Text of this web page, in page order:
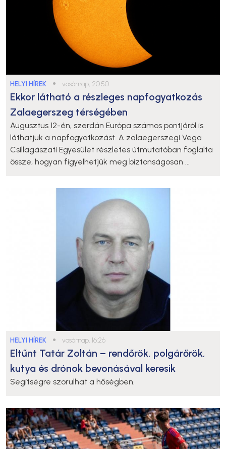
HELYI HÍREK ● vasárnap, 20:50
Ekkor látható a részleges napfogyatkozás
Zalaegerszeg térségében
Augusztus 12-én, szerdán Európa számos pontjáról is
láthatjuk a napfogyatkozást. A zalaegerszegi Vega
Csillagászati Egyesület részletes útmutatóban foglalta
össze, hogyan figyelhetjük meg biztonságosan ...
HELYI HÍREK ● vasárnap, 16:26
Eltűnt Tatár Zoltán – rendőrök, polgárőrök,
kutya és drónok bevonásával keresik
Segítségre szorulhat a hőségben.